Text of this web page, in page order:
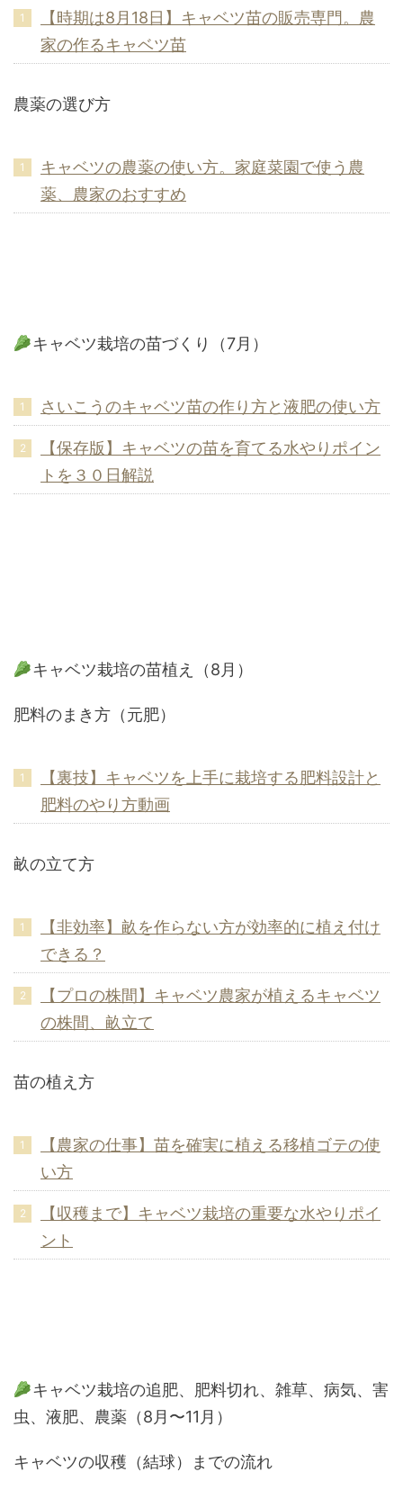
【時期は8月18日】キャベツ苗の販売専門。農
家の作るキャベツ苗
農薬の選び方
キャベツの農薬の使い方。家庭菜園で使う農
薬、農家のおすすめ
キャベツ栽培の苗づくり（7月）
さいこうのキャベツ苗の作り方と液肥の使い方
【保存版】キャベツの苗を育てる水やりポイン
トを３０日解説
キャベツ栽培の苗植え（8月）
肥料のまき方（元肥）
【裏技】キャベツを上手に栽培する肥料設計と
肥料のやり方動画
畝の立て方
【非効率】畝を作らない方が効率的に植え付け
できる？
【プロの株間】キャベツ農家が植えるキャベツ
の株間、畝立て
苗の植え方
【農家の仕事】苗を確実に植える移植ゴテの使
い方
【収穫まで】キャベツ栽培の重要な水やりポイ
ント
キャベツ栽培の追肥、肥料切れ、雑草、病気、害
虫、液肥、農薬（8月〜11月）
キャベツの収穫（結球）までの流れ